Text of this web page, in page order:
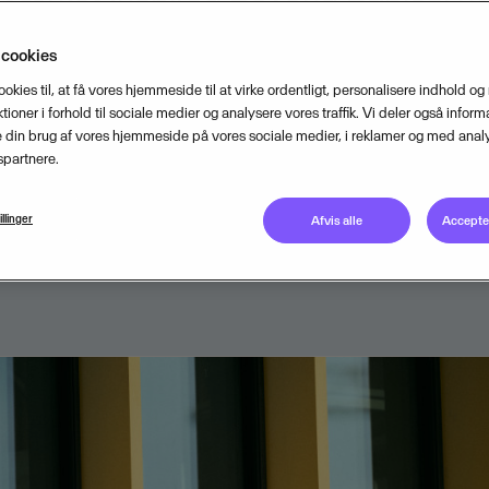
på barsel kan se
netværk med baby under
månedlige foredrag og
i selskab med ligesindede
til, at få vores hjemmeside til at virke ordentligt, personalisere indhold og
i forhold til sociale medier og analysere vores traffik. Vi deler også
brug af vores hjemmeside på vores sociale medier, i reklamer og med
Afvis alle